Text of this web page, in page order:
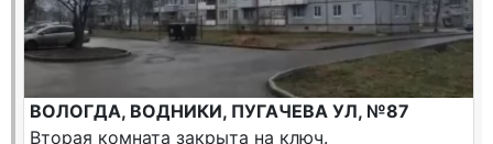
ВОЛОГДА, ВОДНИКИ, ПУГАЧЕВА УЛ, №87
Вторая комната закрыта на ключ.